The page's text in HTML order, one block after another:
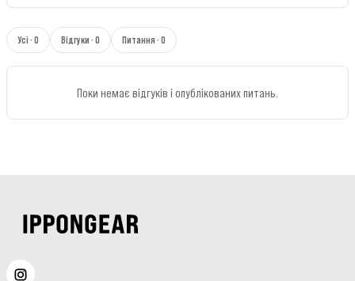
Усі · 0 Відгуки · 0 Питання · 0
Поки немає відгуків і опублікованих питань.